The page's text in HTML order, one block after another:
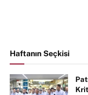
Haftanın Seçkisi